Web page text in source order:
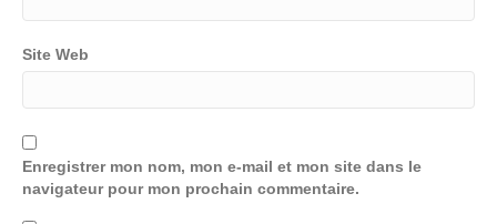
Site Web
Enregistrer mon nom, mon e-mail et mon site dans le
navigateur pour mon prochain commentaire.